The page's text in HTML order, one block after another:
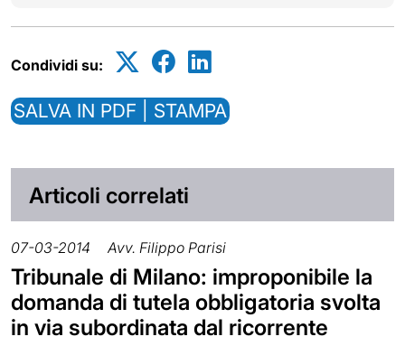
Condividi su:
SALVA IN PDF | STAMPA
Articoli correlati
07-03-2014 Avv. Filippo Parisi
Tribunale di Milano: improponibile la
domanda di tutela obbligatoria svolta
in via subordinata dal ricorrente